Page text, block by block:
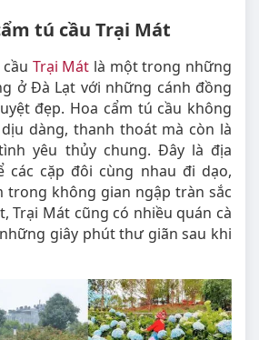
tú cầu Trại Mát
Trại Mát là một trong những
ở Đà Lạt với những cánh đồng
đẹp. Hoa cẩm tú cầu không
dàng, thanh thoát mà còn là
yêu thủy chung. Đây là địa
các cặp đôi cùng nhau đi dạo,
trong không gian ngập tràn sắc
Trại Mát cũng có nhiều quán cà
giây phút thư giãn sau khi